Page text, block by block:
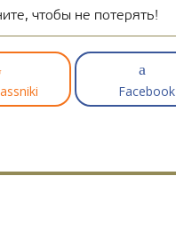
чтобы не потерять!
Facebook